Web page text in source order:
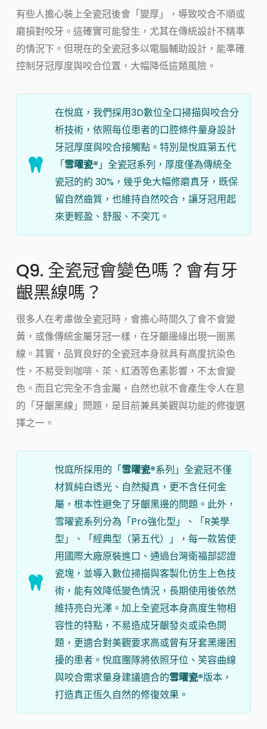
有些人擔心裝上全瓷冠後會「變厚」，導致咬合不順或
磨損對咬牙。這確實可能發生，尤其在傳統設計不精準
的情況下。但現在的全瓷冠多以電腦輔助設計，能準確
控制牙冠厚度與咬合位置，大幅降低這類風險。
在悅庭，我們採用3D數位全口掃描與咬合分
析技術，依照每位患者的口腔條件量身設計
牙冠厚度與咬合接觸點。特別是悅庭第五代
「雪曜瓷® 」全瓷冠系列，厚度僅為傳統全
瓷冠的約 30%，幾乎免大幅修磨真牙，既保
留自然齒質，也維持自然咬合，讓牙冠用起
來更輕盈、舒服、不突兀。
Q9. 全瓷冠會變色嗎？會有牙
齦黑線嗎？
很多人在考慮做全瓷冠時，會擔心時間久了會不會變
黃，或像傳統金屬牙冠一樣，在牙齦邊緣出現一圈黑
線。其實，品質良好的全瓷冠本身就具有高度抗染色
性，不易受到咖啡、茶、紅酒等色素影響，不太會變
色。而且它完全不含金屬，自然也就不會產生令人在意
的「牙齦黑線」問題，是目前兼具美觀與功能的修復選
擇之一。
悅庭所採用的「雪曜瓷®系列」全瓷冠不僅
材質純白透光、自然擬真，更不含任何金
屬，根本性避免了牙齦黑邊的問題。此外，
雪曜瓷系列分為「Pro強化型」、「R美學
型」、「經典型（第五代）」，每一款皆使
用國際大廠原裝進口、通過台灣衛福部認證
瓷塊，並導入數位掃描與客製化仿生上色技
術，能有效降低變色情況，長期使用後依然
維持亮白光澤。加上全瓷冠本身高度生物相
容性的特點，不易造成牙齦發炎或染色問
題，更適合對美觀要求高或曾有牙套黑邊困
擾的患者。悅庭團隊將依照牙位、笑容曲線
與咬合需求量身建議適合的雪曜瓷®版本，
打造真正恆久自然的修復效果。